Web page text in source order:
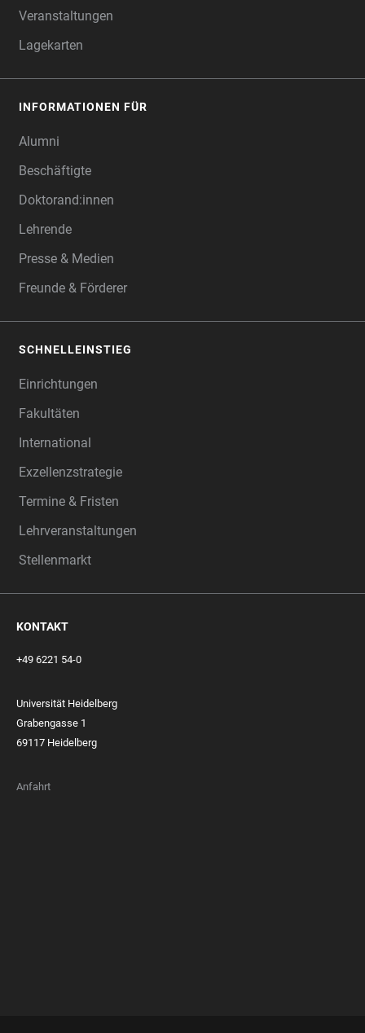
Veranstaltungen
Lagekarten
INFORMATIONEN FÜR
Alumni
Beschäftigte
Doktorand:innen
Lehrende
Presse & Medien
Freunde & Förderer
SCHNELLEINSTIEG
Einrichtungen
Fakultäten
International
Exzellenzstrategie
Termine & Fristen
Lehrveranstaltungen
Stellenmarkt
KONTAKT
+49 6221 54-0
Universität Heidelberg
Grabengasse 1
69117 Heidelberg
Anfahrt